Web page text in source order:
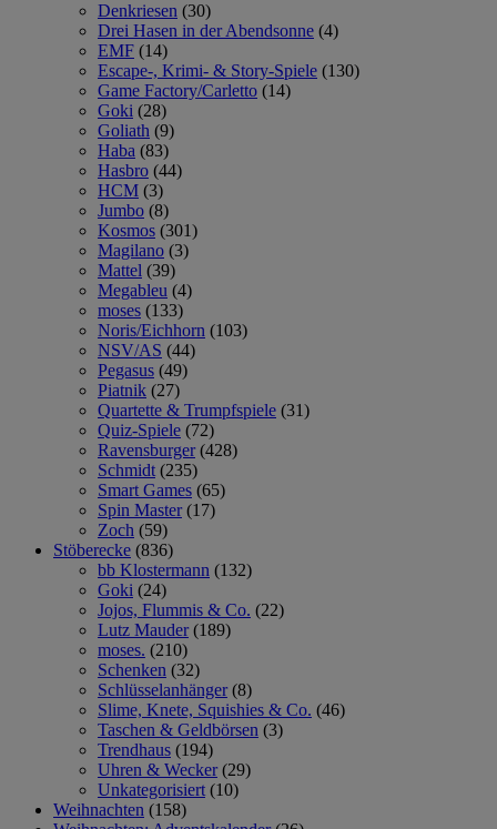
Denkriesen (30)
Drei Hasen in der Abendsonne (4)
EMF (14)
Escape-, Krimi- & Story-Spiele (130)
Game Factory/Carletto (14)
Goki (28)
Goliath (9)
Haba (83)
Hasbro (44)
HCM (3)
Jumbo (8)
Kosmos (301)
Magilano (3)
Mattel (39)
Megableu (4)
moses (133)
Noris/Eichhorn (103)
NSV/AS (44)
Pegasus (49)
Piatnik (27)
Quartette & Trumpfspiele (31)
Quiz-Spiele (72)
Ravensburger (428)
Schmidt (235)
Smart Games (65)
Spin Master (17)
Zoch (59)
Stöberecke (836)
bb Klostermann (132)
Goki (24)
Jojos, Flummis & Co. (22)
Lutz Mauder (189)
moses. (210)
Schenken (32)
Schlüsselanhänger (8)
Slime, Knete, Squishies & Co. (46)
Taschen & Geldbörsen (3)
Trendhaus (194)
Uhren & Wecker (29)
Unkategorisiert (10)
Weihnachten (158)